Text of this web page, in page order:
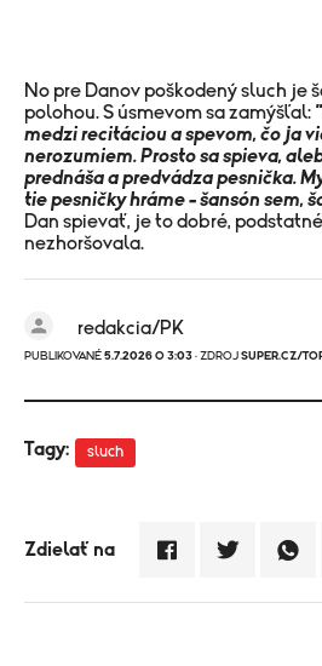
No pre Danov poškodený sluch je
polohou. S úsmevom sa zamýšľal:
medzi recitáciou a spevom, čo ja
nerozumiem. Prosto sa spieva,
prednáša a predvádza pesnička.
tie pesničky hráme – šansón sem,
Dan spievať, je to dobré,
nezhoršovala.
redakcia/PK
PUBLIKOVANÉ 5.7.2026 O 3:03 · ZDROJ SUPER.CZ/
Tagy: sluch
Zdielať na